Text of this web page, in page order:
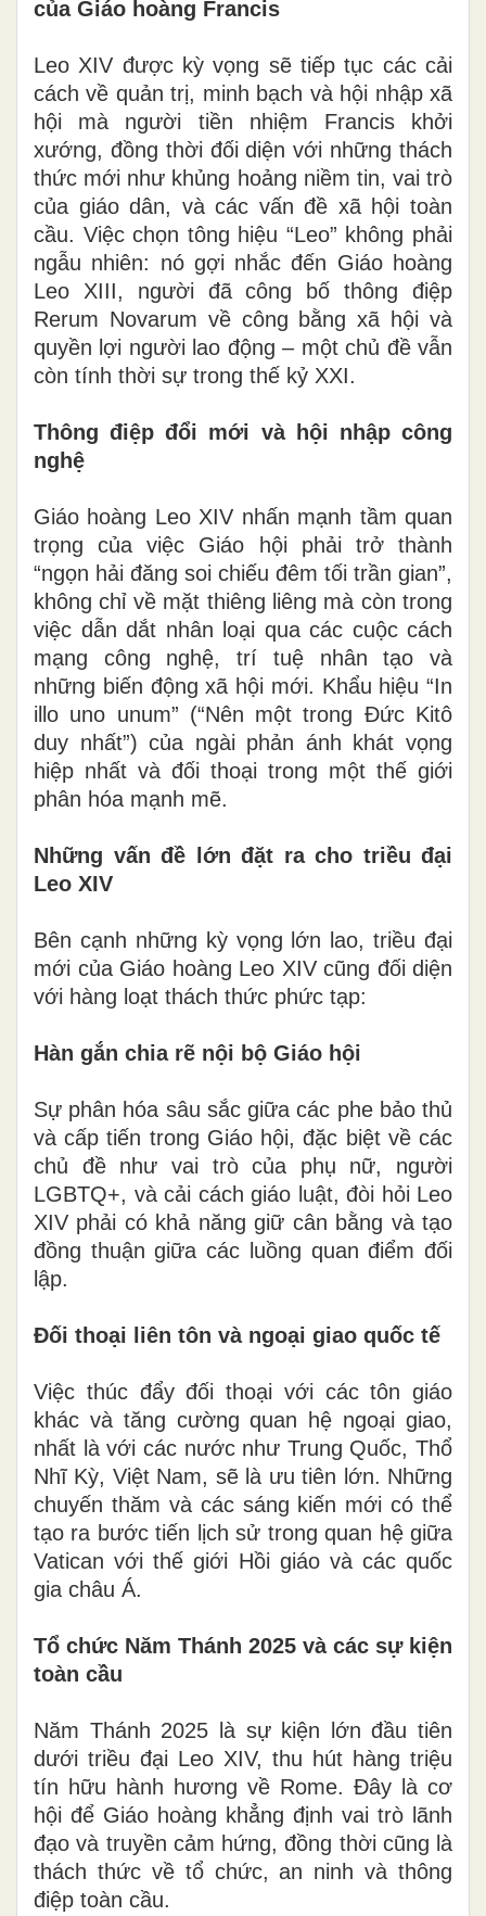
của Giáo hoàng Francis
Leo XIV được kỳ vọng sẽ tiếp tục các cải
cách về quản trị, minh bạch và hội nhập xã
hội mà người tiền nhiệm Francis khởi
xướng, đồng thời đối diện với những thách
thức mới như khủng hoảng niềm tin, vai trò
của giáo dân, và các vấn đề xã hội toàn
cầu. Việc chọn tông hiệu “Leo” không phải
ngẫu nhiên: nó gợi nhắc đến Giáo hoàng
Leo XIII, người đã công bố thông điệp
Rerum Novarum về công bằng xã hội và
quyền lợi người lao động – một chủ đề vẫn
còn tính thời sự trong thế kỷ XXI.
Thông điệp đổi mới và hội nhập công
nghệ
Giáo hoàng Leo XIV nhấn mạnh tầm quan
trọng của việc Giáo hội phải trở thành
“ngọn hải đăng soi chiếu đêm tối trần gian”,
không chỉ về mặt thiêng liêng mà còn trong
việc dẫn dắt nhân loại qua các cuộc cách
mạng công nghệ, trí tuệ nhân tạo và
những biến động xã hội mới. Khẩu hiệu “In
illo uno unum” (“Nên một trong Đức Kitô
duy nhất”) của ngài phản ánh khát vọng
hiệp nhất và đối thoại trong một thế giới
phân hóa mạnh mẽ.
Những vấn đề lớn đặt ra cho triều đại
Leo XIV
Bên cạnh những kỳ vọng lớn lao, triều đại
mới của Giáo hoàng Leo XIV cũng đối diện
với hàng loạt thách thức phức tạp:
Hàn gắn chia rẽ nội bộ Giáo hội
Sự phân hóa sâu sắc giữa các phe bảo thủ
và cấp tiến trong Giáo hội, đặc biệt về các
chủ đề như vai trò của phụ nữ, người
LGBTQ+, và cải cách giáo luật, đòi hỏi Leo
XIV phải có khả năng giữ cân bằng và tạo
đồng thuận giữa các luồng quan điểm đối
lập.
Đối thoại liên tôn và ngoại giao quốc tế
Việc thúc đẩy đối thoại với các tôn giáo
khác và tăng cường quan hệ ngoại giao,
nhất là với các nước như Trung Quốc, Thổ
Nhĩ Kỳ, Việt Nam, sẽ là ưu tiên lớn. Những
chuyến thăm và các sáng kiến mới có thể
tạo ra bước tiến lịch sử trong quan hệ giữa
Vatican với thế giới Hồi giáo và các quốc
gia châu Á.
Tổ chức Năm Thánh 2025 và các sự kiện
toàn cầu
Năm Thánh 2025 là sự kiện lớn đầu tiên
dưới triều đại Leo XIV, thu hút hàng triệu
tín hữu hành hương về Rome. Đây là cơ
hội để Giáo hoàng khẳng định vai trò lãnh
đạo và truyền cảm hứng, đồng thời cũng là
thách thức về tổ chức, an ninh và thông
điệp toàn cầu.